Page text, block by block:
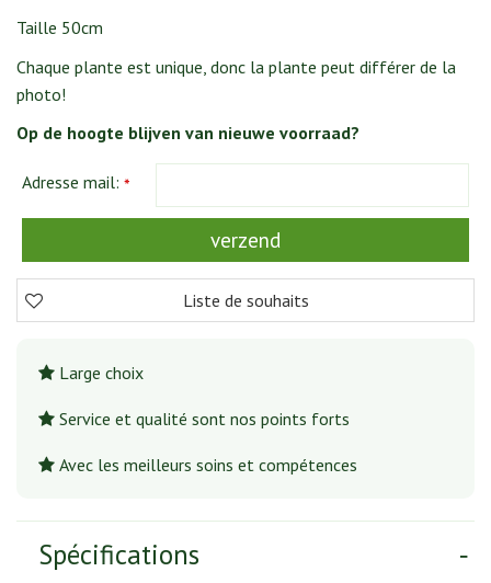
Taille 50cm
Chaque plante est unique, donc la plante peut différer de la
photo!
Op de hoogte blijven van nieuwe voorraad?
Adresse mail: *
Large choix
Service et qualité sont nos points forts
Avec les meilleurs soins et compétences
Spécifications